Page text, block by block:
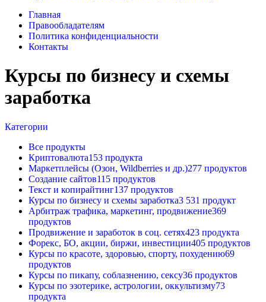
Главная
Правообладателям
Политика конфиденциальности
Контакты
Курсы по бизнесу и схемы
заработка
Категории
Все продукты
Криптовалюта153 продукта
Маркетплейсы (Озон, Wildberries и др.)277 продуктов
Создание сайтов115 продуктов
Текст и копирайтинг137 продуктов
Курсы по бизнесу и схемы заработка3 531 продукт
Арбитраж трафика, маркетинг, продвижение369
продуктов
Продвижение и заработок в соц. сетях423 продукта
Форекс, БО, акции, биржи, инвестиции405 продуктов
Курсы по красоте, здоровью, спорту, похудению69
продуктов
Курсы по пикапу, соблазнению, сексу36 продуктов
Курсы по эзотерике, астрологии, оккультизму73
продукта